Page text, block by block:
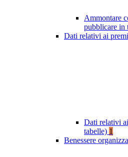
Ammontare
pubblicare in
Dati relativi ai premi
Dati relativi
tabelle) 1
Benessere